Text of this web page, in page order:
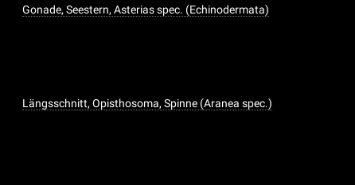
Gonade, Seestern, Asterias spec. (Echinodermata)
Längsschnitt, Opisthosoma, Spinne (Aranea spec.)